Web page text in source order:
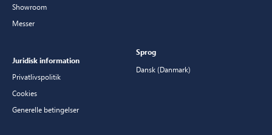
Showroom
Messer
Juridisk information
Privatlivspolitik
Cookies
Generelle betingelser
Sprog
Dansk (Danmark)